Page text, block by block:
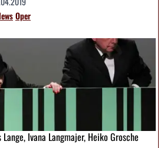
Oper
Lange, Ivana Langmajer, Heiko Grosche